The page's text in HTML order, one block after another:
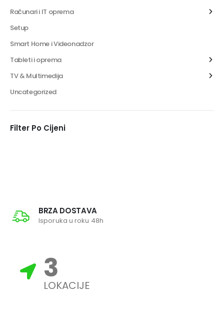
Računari i IT oprema
Setup
Smart Home i Videonadzor
Tableti i oprema
TV & Multimedija
Uncategorized
Filter Po Cijeni
BRZA DOSTAVA
Isporuka u roku 48h
3
LOKACIJE